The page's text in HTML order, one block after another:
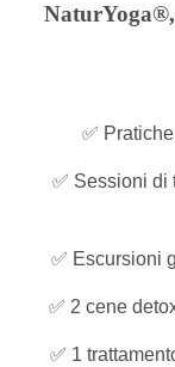
NaturYoga®,
✅
✅ Sessioni di
✅ Escursioni
✅ 2 cene
✅ 1